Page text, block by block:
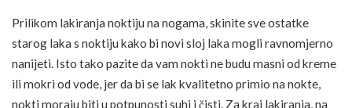
Prilikom lakiranja noktiju na nogama, skinite sve ostatke
starog laka s noktiju kako bi novi sloj laka mogli ravnomjerno
nanijeti. Isto tako pazite da vam nokti ne budu masni od kreme
ili mokri od vode, jer da bi se lak kvalitetno primio na nokte,
nokti moraju biti u potpunosti suhi i čisti. Za kraj lakiranja, na